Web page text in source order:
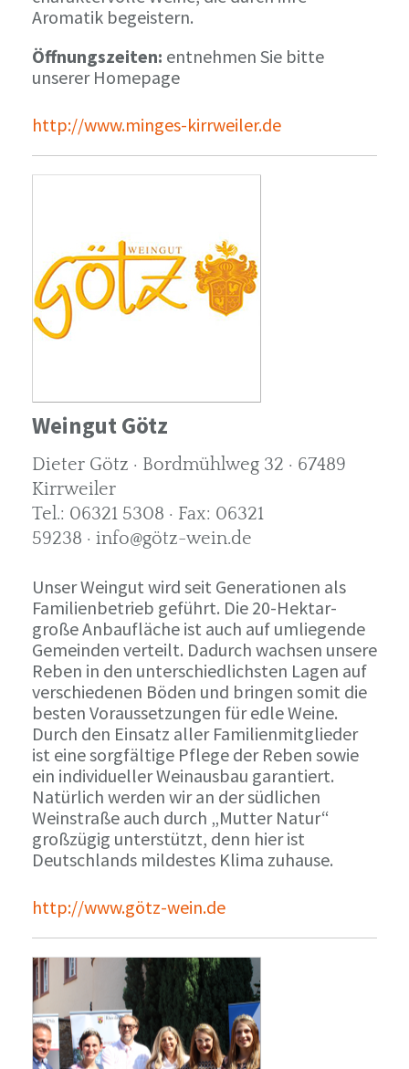
Aromatik begeistern.
Öffnungszeiten: entnehmen Sie bitte
unserer Homepage
http://www.minges-kirrweiler.de
Weingut Götz
Dieter Götz · Bordmühlweg 32 · 67489
Kirrweiler
Tel.: 06321 5308 · Fax: 06321
59238 · info@götz-wein.de
Unser Weingut wird seit Generationen als
Familienbetrieb geführt. Die 20-Hektar-
große Anbaufläche ist auch auf umliegende
Gemeinden verteilt. Dadurch wachsen unsere
Reben in den unterschiedlichsten Lagen auf
verschiedenen Böden und bringen somit die
besten Voraussetzungen für edle Weine.
Durch den Einsatz aller Familienmitglieder
ist eine sorgfältige Pflege der Reben sowie
ein individueller Weinausbau garantiert.
Natürlich werden wir an der südlichen
Weinstraße auch durch „Mutter Natur“
großzügig unterstützt, denn hier ist
Deutschlands mildestes Klima zuhause.
http://www.götz-wein.de